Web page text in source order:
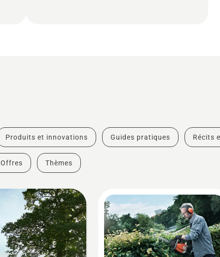
Produits et innovations Guides pratiques Récits
Offres Thèmes